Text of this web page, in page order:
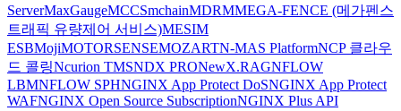
ServerMaxGaugeMCCSmchainMDRMMEGA-FENCE (메가펜스
트래픽 유량제어 서비스)MESIM
ESBMojiMOTORSENSEMOZARTN-MAS PlatformNCP 클라우
드 콜링Ncurion TMSNDX PRONewX.RAGNFLOW
LBMNFLOW SPHNGINX App Protect DoSNGINX App Protect
WAFNGINX Open Source SubscriptionNGINX Plus API